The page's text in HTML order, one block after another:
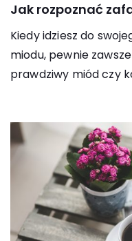
Jak rozpoznać
Kiedy idziesz do
miodu, pewnie
prawdziwy miód czy